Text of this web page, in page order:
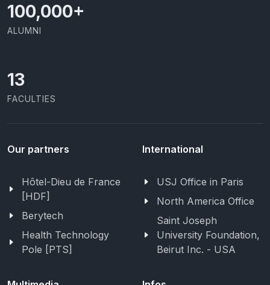
100,000+
ALUMNI
13
FACULTIES
Our partners
Hôtel-Dieu de France
[HDF]
Berytech
Health Technology
Pole [PTS]
International
USJ Office in Paris
North America Office
Saint Joseph
University Foundation,
Beirut Inc. - USA